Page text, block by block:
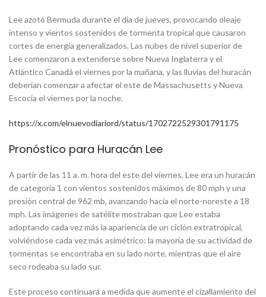
Lee azotó Bermuda durante el día de jueves, provocando oleaje
intenso y vientos sostenidos de tormenta tropical que causaron
cortes de energía generalizados. Las nubes de nivel superior de
Lee comenzaron a extenderse sobre Nueva Inglaterra y el
Atlántico Canadá el viernes por la mañana, y las lluvias del huracán
deberían comenzar a afectar el este de Massachusetts y Nueva
Escocia el viernes por la noche.
https://x.com/elnuevodiariord/status/1702722529301791175
Pronóstico para Huracán Lee
A partir de las 11 a. m. hora del este del viernes, Lee era un huracán
de categoría 1 con vientos sostenidos máximos de 80 mph y una
presión central de 962 mb, avanzando hacia el norte-noreste a 18
mph. Las imágenes de satélite mostraban que Lee estaba
adoptando cada vez más la apariencia de un ciclón extratropical,
volviéndose cada vez más asimétrico: la mayoría de su actividad de
tormentas se encontraba en su lado norte, mientras que el aire
seco rodeaba su lado sur.
Este proceso continuará a medida que aumente el cizallamiento del